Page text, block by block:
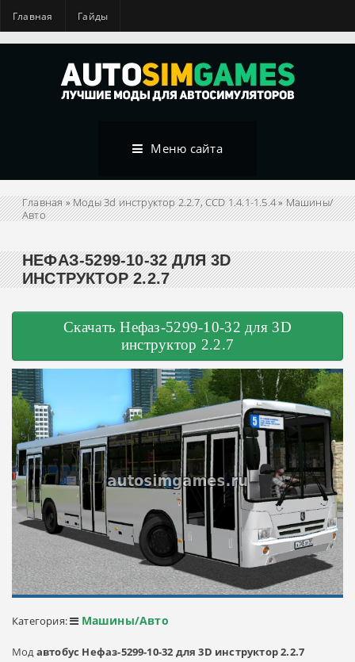
Главная Гайды
Меню сайта
Главная»Моды 3d инструктор 2.2.7, CCD 1.4.1-1.5.4»Машины/
Авто
НЕФАЗ-5299-10-32 ДЛЯ 3D
ИНСТРУКТОР 2.2.7
Скачать Нефаз-5299-10-32 для 3D
инструктор 2.2.7
Категория: Машины/Авто
Модавтобус Нефаз-5299-10-32 для 3D инструктор 2.2.7